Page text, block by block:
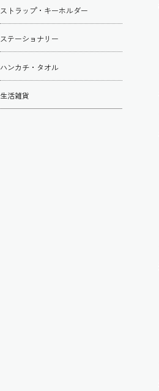
ストラップ・キーホルダー
ステーショナリー
ハンカチ・タオル
生活雑貨